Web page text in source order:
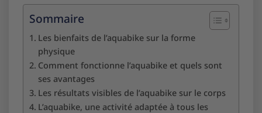
Sommaire
Les bienfaits de l’aquabike sur la forme
physique
Comment fonctionne l’aquabike et quels sont
ses avantages
Les résultats visibles de l’aquabike sur le corps
L’aquabike, une activité adaptée à tous les